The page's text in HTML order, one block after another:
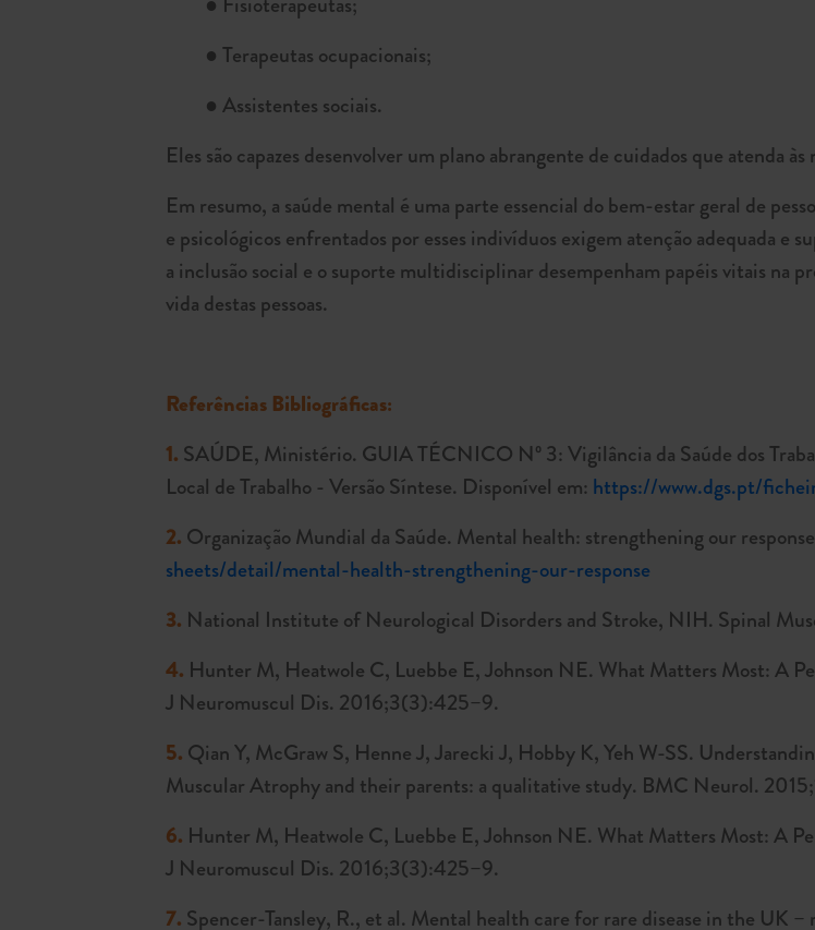
● Terapeutas ocupacionais;
● Assistentes sociais.
Eles são capazes desenvolver um plano abrangente de cuidados que atenda
Em resumo, a saúde mental é uma parte essencial do bem-estar geral de
e psicológicos enfrentados por esses indivíduos exigem atenção adequada e
a inclusão social e o suporte multidisciplinar desempenham papéis vitais na
vida destas pessoas.
Referências Bibliográficas:
1. SAÚDE, Ministério. GUIA TÉCNICO Nº 3: Vigilância da Saúde dos
Local de Trabalho - Versão Síntese. Disponível em: https://www.dgs.pt/
2. Organização Mundial da Saúde. Mental health: strengthening our
sheets/detail/mental-health-strengthening-our-response
3. National Institute of Neurological Disorders and Stroke, NIH. Spinal
4. Hunter M, Heatwole C, Luebbe E, Johnson NE. What Matters Most: A
J Neuromuscul Dis. 2016;3(3):425–9.
5. Qian Y, McGraw S, Henne J, Jarecki J, Hobby K, Yeh W-SS.
Muscular Atrophy and their parents: a qualitative study. BMC Neurol.
6. Hunter M, Heatwole C, Luebbe E, Johnson NE. What Matters Most: A
J Neuromuscul Dis. 2016;3(3):425–9.
7. Spencer-Tansley, R., et al. Mental health care for rare disease in the UK